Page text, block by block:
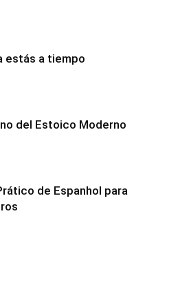
estás a tiempo
del Estoico Moderno
de Espanhol para